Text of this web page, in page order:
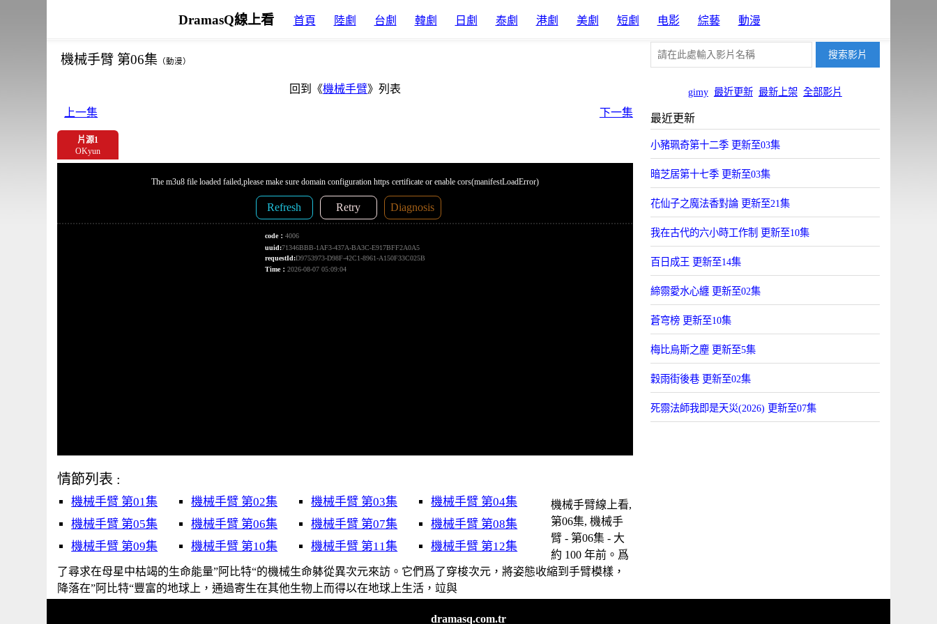
DramasQ線上看 首頁 陸劇 台劇 韓劇 日劇 泰劇 港劇 美劇 短劇 电影 綜藝 動漫
gimy 最近更新 最新上架 全部影片
機械手臂 第06集 （動漫）
回到《機械手臂》列表
上一集
下一集
片源1
OKyun
情節列表 :
機械手臂 第01集 機械手臂 第02集 機械手臂 第03集
機械手臂 第04集
機械手臂 第05集
機械手臂 第06集 機械手臂 第07集
機械手臂 第08集
機械手臂 第09集
機械手臂 第10集 機械手臂 第11集 機械手臂 第12集
機械手臂線上看,
第06集, 機械手
臂 - 第06集 - 大
約 100 年前。爲
了尋求在母星中枯竭的生命能量”阿比特“的機械生命躰從異次元來訪。它們爲了穿梭次元，將姿態收縮到手臂模樣，
降落在”阿比特“豐富的地球上，通過寄生在其他生物上而得以在地球上生活，竝與
最近更新
小豬珮奇第十二季 更新至03集
暗芝居第十七季 更新至03集
花仙子之魔法香對論 更新至21集
我在古代的六小時工作制 更新至10集
百日成王 更新至14集
締霛愛水心纏 更新至02集
蒼穹榜 更新至10集
梅比烏斯之塵 更新至5集
穀雨街後巷 更新至02集
死霛法師我即是天災(2026) 更新至07集
dramasq.com.tr